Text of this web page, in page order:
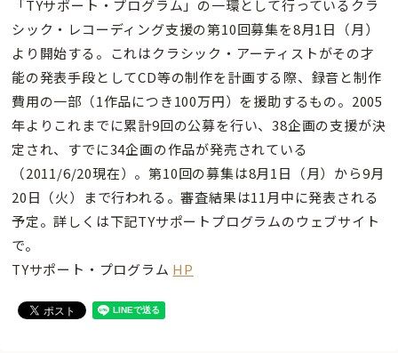
「TYサポート・プログラム」の一環として行っているクラ
シック・レコーディング支援の第10回募集を8月1日（月）
より開始する。これはクラシック・アーティストがその才
能の発表手段としてCD等の制作を計画する際、録音と制作
費用の一部（1作品につき100万円）を援助するもの。2005
年よりこれまでに累計9回の公募を行い、38企画の支援が決
定され、すでに34企画の作品が発売されている
（2011/6/20現在）。第10回の募集は8月1日（月）から9月
20日（火）まで行われる。審査結果は11月中に発表される
予定。詳しくは下記TYサポートプログラムのウェブサイト
で。
TYサポート・プログラム HP